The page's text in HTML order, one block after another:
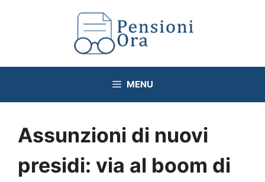
MENU
Assunzioni di nuovi
presidi: via al boom di